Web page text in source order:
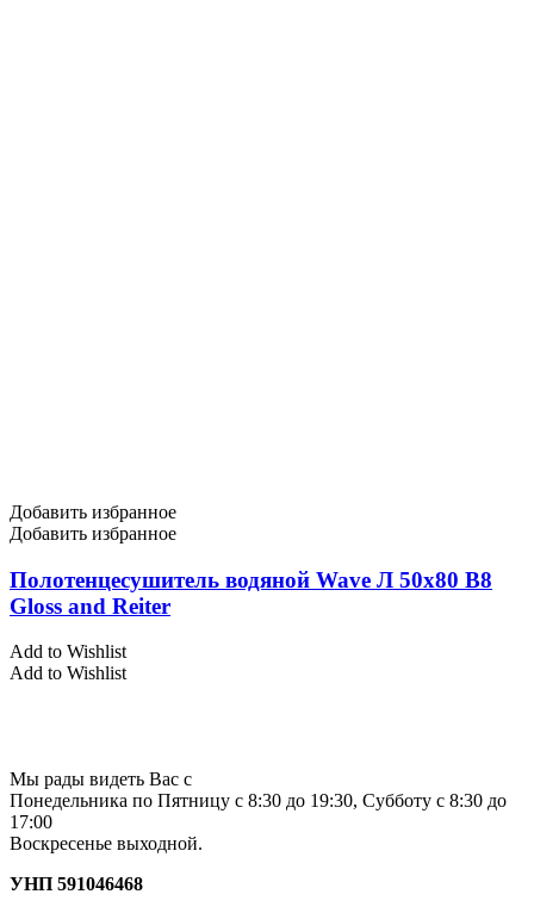
Добавить избранное
Добавить избранное
Полотенцесушитель водяной Wave Л 50х80 В8
Gloss and Reiter
Add to Wishlist
Add to Wishlist
Мы рады видеть Вас с
Понедельника по Пятницу с 8:30 до 19:30, Субботу с 8:30 до
17:00
Воскресенье выходной.
УНП 591046468